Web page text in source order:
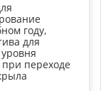
году,
для
при переходе